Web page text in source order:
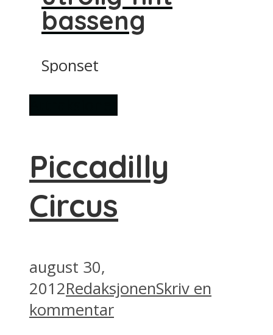
basseng
Sponset
Piccadilly
Circus
august 30,
2012RedaksjonenSkriv en
kommentar